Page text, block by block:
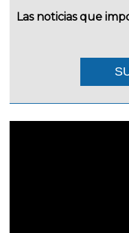
Las noticias que